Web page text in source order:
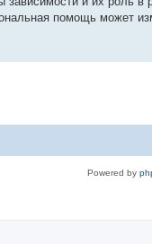
помощь может
Powered by